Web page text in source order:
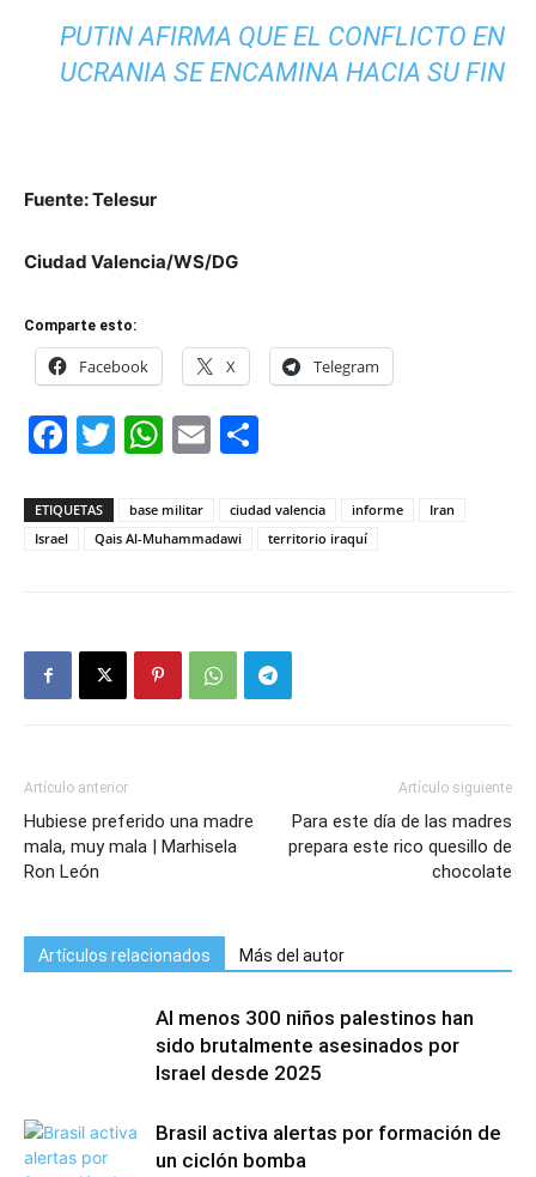
PUTIN AFIRMA QUE EL CONFLICTO EN
UCRANIA SE ENCAMINA HACIA SU FIN
Fuente: Telesur
Ciudad Valencia/WS/DG
Comparte esto:
Facebook X Telegram
Facebook
Twitter
WhatsApp
Email
ETIQUETAS base militar ciudad valencia informe
Iran
Israel
Qais Al-Muhammadawi territorio iraquí
Artículo anterior
Hubiese preferido una madre
mala, muy mala | Marhisela
Ron León
Artículo siguiente
Para este día de las madres
prepara este rico quesillo de
chocolate
Artículos relacionados Más del autor
Al menos 300 niños palestinos han
sido brutalmente asesinados por
Israel desde 2025
Brasil activa alertas por formación de
un ciclón bomba